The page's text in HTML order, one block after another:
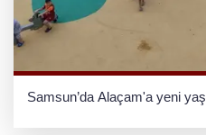
Samsun’da Alaçam'a yeni